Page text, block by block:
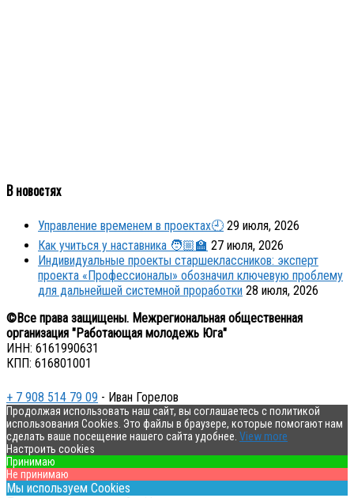
В новостях
Управление временем в проектах🕘 29 июля, 2026
Как учиться у наставника 🧑🏼‍🏫 27 июля, 2026
Индивидуальные проекты старшеклассников: эксперт
проекта «Профессионалы» обозначил ключевую проблему
для дальнейшей системной проработки 28 июля, 2026
©Все права защищены. Межрегиональная общественная
организация "Работающая молодежь Юга"
ИНН: 6161990631
КПП: 616801001
+ 7 908 514 79 09 - Иван Горелов
Продолжая использовать наш сайт, вы соглашаетесь с политикой
использования Cookies. Это файлы в браузере, которые помогают нам
сделать ваше посещение нашего сайта удобнее. View more
Настроить cookies
Принимаю
Не принимаю
Мы используем Cookies